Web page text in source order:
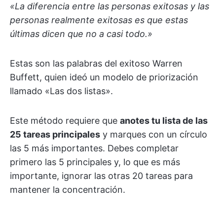
«La diferencia entre las personas exitosas y las
personas realmente exitosas es que estas
últimas dicen que no a casi todo.»
Estas son las palabras del exitoso Warren
Buffett, quien ideó un modelo de priorización
llamado «Las dos listas».
Este método requiere que anotes tu lista de las
25 tareas principales y marques con un círculo
las 5 más importantes. Debes completar
primero las 5 principales y, lo que es más
importante, ignorar las otras 20 tareas para
mantener la concentración.